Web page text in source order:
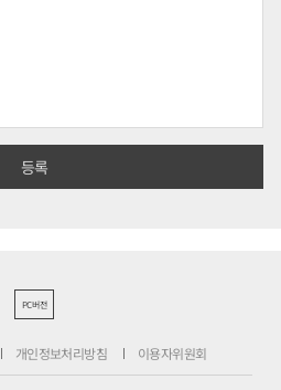
PC버전
개인정보처리방침 이용자위원회